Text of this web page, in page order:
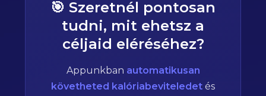
🎯 Szeretnél pontosan
tudni, mit ehetsz a
céljaid eléréséhez?
Appunkban automatikusan
követheted kalóriabeviteledet és